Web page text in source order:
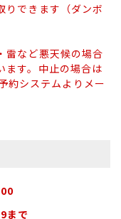
りできます（ダンボ
雷など悪天候の場合
ます。中止の場合は
約システムよりメー
まで